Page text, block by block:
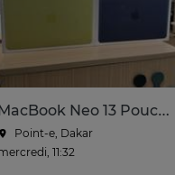
MacBook Neo 13 Pouces - A18 Pro | 8GB RAM | 512
Point-e, Dakar
11:32